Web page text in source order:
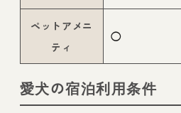
ペットアメニ
ティ
◯
愛犬の宿泊利用条件